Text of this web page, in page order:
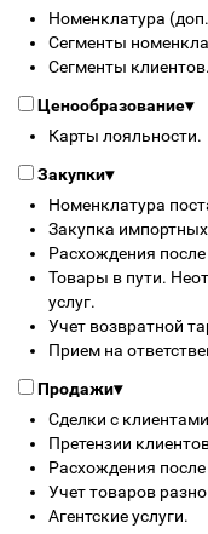
Номенклатура
Сегменты
Сегменты клиентов.
Ценообразование▾
Карты лояльности.
Закупки▾
Номенклатура
Закупка
Расхождения
Товары в пути.
услуг.
Учет возвратной
Прием на
Продажи▾
Сделки с
Претензии
Расхождения
Учет товаров
Агентские услуги.